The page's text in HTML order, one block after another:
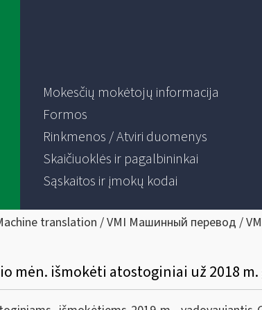
Mokesčių mokėtojų informacija
Formos
Rinkmenos / Atviri duomenys
Skaičiuoklės ir pagalbininkai
Sąskaitos ir įmokų kodai
translation / VMI Машинный перевод /